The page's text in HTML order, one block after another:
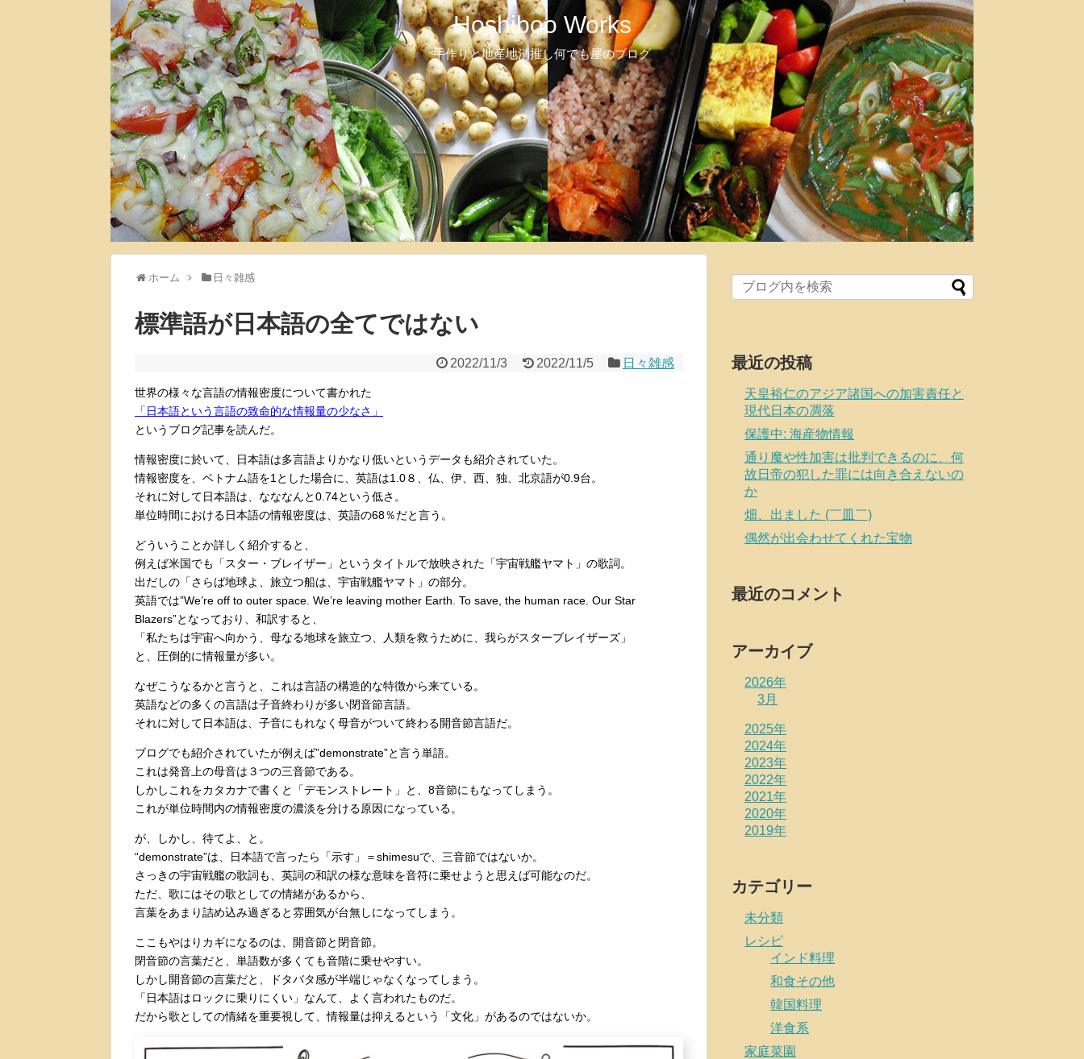
Hoshiboo Works
手作りと地産地消推し何でも屋のブログ
ホーム 日々雑感
標準語が日本語の全てではない
2022/11/3 2022/11/5 日々雑感
世界の様々な言語の情報密度について書かれた
「日本語という言語の致命的な情報量の少なさ」
というブログ記事を読んだ。
情報密度に於いて、日本語は多言語よりかなり低いというデータも紹介されていた。
情報密度を、ベトナム語を1とした場合に、英語は1.0８、仏、伊、西、独、北京語が0.9台。
それに対して日本語は、なななんと0.74という低さ。
単位時間における日本語の情報密度は、英語の68％だと言う。
どういうことか詳しく紹介すると、
例えば米国でも「スター・ブレイザー」というタイトルで放映された「宇宙戦艦ヤマト」の歌詞。
出だしの「さらば地球よ、旅立つ船は、宇宙戦艦ヤマト」の部分。
英語では”We’re off to outer space. We’re leaving mother Earth. To save, the human race. Our Star
Blazers”となっており、和訳すると、
「私たちは宇宙へ向かう、母なる地球を旅立つ、人類を救うために、我らがスターブレイザーズ」
と、圧倒的に情報量が多い。
なぜこうなるかと言うと、これは言語の構造的な特徴から来ている。
英語などの多くの言語は子音終わりが多い閉音節言語。
それに対して日本語は、子音にもれなく母音がついて終わる開音節言語だ。
ブログでも紹介されていたが例えば”demonstrate”と言う単語。
これは発音上の母音は３つの三音節である。
しかしこれをカタカナで書くと「デモンストレート」と、8音節にもなってしまう。
これが単位時間内の情報密度の濃淡を分ける原因になっている。
が、しかし、待てよ、と。
“demonstrate”は、日本語で言ったら「示す」＝shimesuで、三音節ではないか。
さっきの宇宙戦艦の歌詞も、英詞の和訳の様な意味を音符に乗せようと思えば可能なのだ。
ただ、歌にはその歌としての情緒があるから、
言葉をあまり詰め込み過ぎると雰囲気が台無しになってしまう。
ここもやはりカギになるのは、開音節と閉音節。
閉音節の言葉だと、単語数が多くても音階に乗せやすい。
しかし開音節の言葉だと、ドタバタ感が半端じゃなくなってしまう。
「日本語はロックに乗りにくい」なんて、よく言われたものだ。
だから歌としての情緒を重要視して、情報量は抑えるという「文化」があるのではないか。
最近の投稿
天皇裕仁のアジア諸国への加害責任と
現代日本の凋落
保護中: 海産物情報
通り魔や性加害は批判できるのに、何
故日帝の犯した罪には向き合えないの
か
畑、出ました (￣皿￣)
偶然が出会わせてくれた宝物
最近のコメント
アーカイブ
2026年
3月
2025年
2024年
2023年
2022年
2021年
2020年
2019年
カテゴリー
未分類
レシピ
インド料理
和食その他
韓国料理
洋食系
家庭菜園